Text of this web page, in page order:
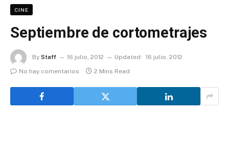
CINE
Septiembre de cortometrajes
By Staff 16 julio, 2012 Updated: 16 julio, 2012
No hay comentarios
2 Mins Read